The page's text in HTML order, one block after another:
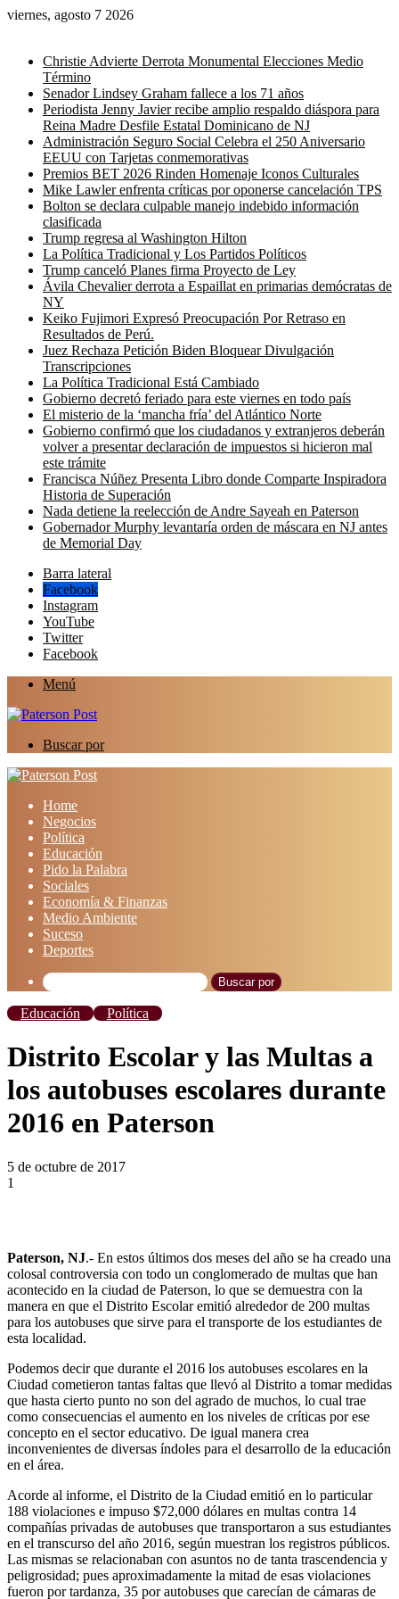
viernes, agosto 7 2026
Christie Advierte Derrota Monumental Elecciones Medio
Término
Senador Lindsey Graham fallece a los 71 años
Periodista Jenny Javier recibe amplio respaldo diáspora para
Reina Madre Desfile Estatal Dominicano de NJ
Administración Seguro Social Celebra el 250 Aniversario
EEUU con Tarjetas conmemorativas
Premios BET 2026 Rinden Homenaje Iconos Culturales
Mike Lawler enfrenta críticas por oponerse cancelación TPS
Bolton se declara culpable manejo indebido información
clasificada
Trump regresa al Washington Hilton
La Política Tradicional y Los Partidos Políticos
Trump canceló Planes firma Proyecto de Ley
Ávila Chevalier derrota a Espaillat en primarias demócratas de
NY
Keiko Fujimori Expresó Preocupación Por Retraso en
Resultados de Perú.
Juez Rechaza Petición Biden Bloquear Divulgación
Transcripciones
La Política Tradicional Está Cambiado
Gobierno decretó feriado para este viernes en todo país
El misterio de la ‘mancha fría’ del Atlántico Norte
Gobierno confirmó que los ciudadanos y extranjeros deberán
volver a presentar declaración de impuestos si hicieron mal
este trámite
Francisca Núñez Presenta Libro donde Comparte Inspiradora
Historia de Superación
Nada detiene la reelección de Andre Sayeah en Paterson
Gobernador Murphy levantaría orden de máscara en NJ antes
de Memorial Day
Barra lateral
Facebook
Instagram
YouTube
Twitter
Facebook
Menú
Buscar por
Home
Negocios
Política
Educación
Pido la Palabra
Sociales
Economía & Finanzas
Medio Ambiente
Suceso
Deportes
Buscar por
Educación Política
Distrito Escolar y las Multas a
los autobuses escolares durante
2016 en Paterson
5 de octubre de 2017
1
Paterson, NJ.- En estos últimos dos meses del año se ha creado una
colosal controversia con todo un conglomerado de multas que han
acontecido en la ciudad de Paterson, lo que se demuestra con la
manera en que el Distrito Escolar emitió alrededor de 200 multas
para los autobuses que sirve para el transporte de los estudiantes de
esta localidad.
Podemos decir que durante el 2016 los autobuses escolares en la
Ciudad cometieron tantas faltas que llevó al Distrito a tomar medidas
que hasta cierto punto no son del agrado de muchos, lo cual trae
como consecuencias el aumento en los niveles de críticas por ese
concepto en el sector educativo. De igual manera crea
inconvenientes de diversas índoles para el desarrollo de la educación
en el área.
Acorde al informe, el Distrito de la Ciudad emitió en lo particular
188 violaciones e impuso $72,000 dólares en multas contra 14
compañías privadas de autobuses que transportaron a sus estudiantes
en el transcurso del año 2016, según muestran los registros públicos.
Las mismas se relacionaban con asuntos no de tanta trascendencia y
peligrosidad; pues aproximadamente la mitad de esas violaciones
fueron por tardanza, 35 por autobuses que carecían de cámaras de